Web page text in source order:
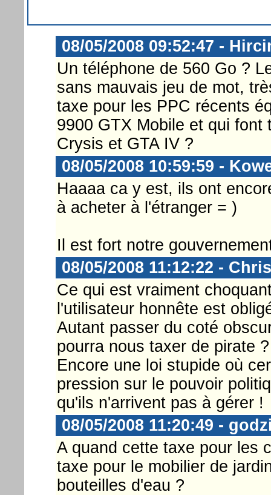
08/05/2008 09:52:47 -
Un téléphone de 560 Go ?
sans mauvais jeu de mot,
taxe pour les PPC récents
9900 GTX Mobile et qui
Crysis et GTA IV ?
08/05/2008 10:59:59 -
Haaaa ca y est, ils ont
à acheter à l'étranger = )
Il est fort notre
08/05/2008 11:12:22 -
Ce qui est vraiment
l'utilisateur honnête est
Autant passer du coté
pourra nous taxer de pirate ?
Encore une loi stupide où
pression sur le pouvoir
qu'ils n'arrivent pas à gérer !
08/05/2008 11:20:49 -
A quand cette taxe pour les
taxe pour le mobilier de
bouteilles d'eau ?